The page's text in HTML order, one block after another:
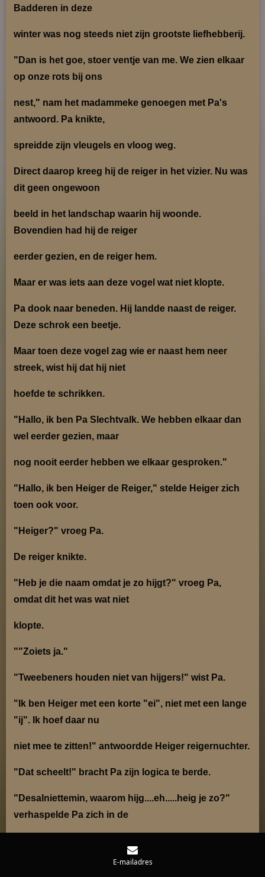
Badderen in deze
winter was nog steeds niet zijn grootste liefhebberij.
"Dan is het goe, stoer ventje van me. We zien elkaar
op onze rots bij ons
nest," nam het madammeke genoegen met Pa's
antwoord. Pa knikte,
spreidde zijn vleugels en vloog weg.
Direct daarop kreeg hij de reiger in het vizier. Nu was
dit geen ongewoon
beeld in het landschap waarin hij woonde.
Bovendien had hij de reiger
eerder gezien, en de reiger hem.
Maar er was iets aan deze vogel wat niet klopte.
Pa dook naar beneden. Hij landde naast de reiger.
Deze schrok een beetje.
Maar toen deze vogel zag wie er naast hem neer
streek, wist hij dat hij niet
hoefde te schrikken.
"Hallo, ik ben Pa Slechtvalk. We hebben elkaar dan
wel eerder gezien, maar
nog nooit eerder hebben we elkaar gesproken."
"Hallo, ik ben Heiger de Reiger," stelde Heiger zich
toen ook voor.
"Heiger?" vroeg Pa.
De reiger knikte.
"Heb je die naam omdat je zo hijgt?" vroeg Pa,
omdat dit het was wat niet
klopte.
""Zoiets ja."
"Tweebeners houden niet van hijgers!" wist Pa.
"Ik ben Heiger met een korte "ei", niet met een lange
"ij". Ik hoef daar nu
niet mee te zitten!" antwoordde Heiger reigernuchter.
"Dat scheelt!" bracht Pa zijn logica te berde.
"Desalniettemin, waarom hijg....eh.....heig je zo?"
verhaspelde Pa zich in de
getikt in de schrijfwijze van de tweebenerstaal.
E-mailadres